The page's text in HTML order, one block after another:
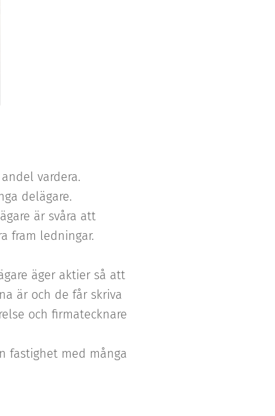
vardera.
delägare.
är svåra att
fram ledningar.
äger aktier så att
är och de får skriva
och firmatecknare
fastighet med många